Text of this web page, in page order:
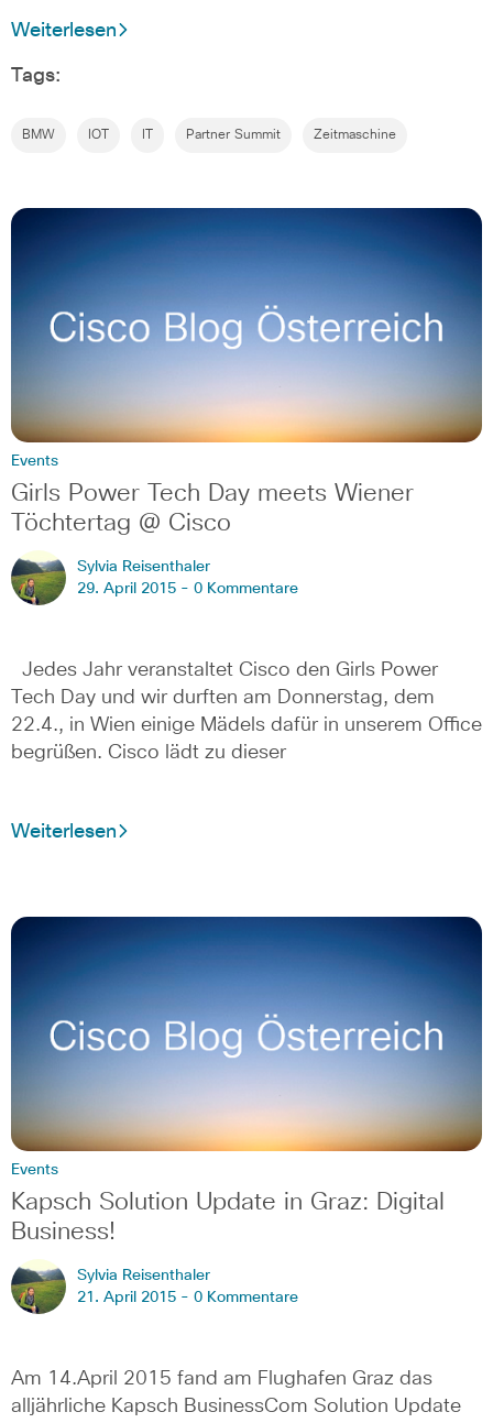
Weiterlesen
Tags:
BMW IOT Partner Summit Zeitmaschine
Events
Girls Power Tech Day meets Wiener
Töchtertag @ Cisco
Sylvia Reisenthaler
29. April 2015 - 0 Kommentare
Jedes Jahr veranstaltet Cisco den Girls Power
Tech Day und wir durften am Donnerstag, dem
22.4., in Wien einige Mädels dafür in unserem Office
begrüßen. Cisco lädt zu dieser
Weiterlesen
Events
Kapsch Solution Update in Graz: Digital
Business!
Sylvia Reisenthaler
21. April 2015 - 0 Kommentare
Am 14.April 2015 fand am Flughafen Graz das
alljährliche Kapsch BusinessCom Solution Update